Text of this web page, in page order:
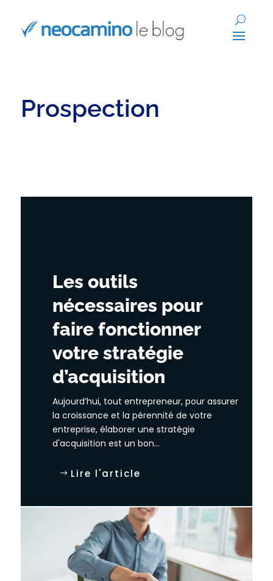
Prospection
Les outils
nécessaires pour
faire fonctionner
votre stratégie
d’acquisition
Aujourd’hui, tout entrepreneur, pour assurer
la croissance et la pérennité de votre
entreprise, élaborer une stratégie
d'acquisition est un bon...
Lire l'article